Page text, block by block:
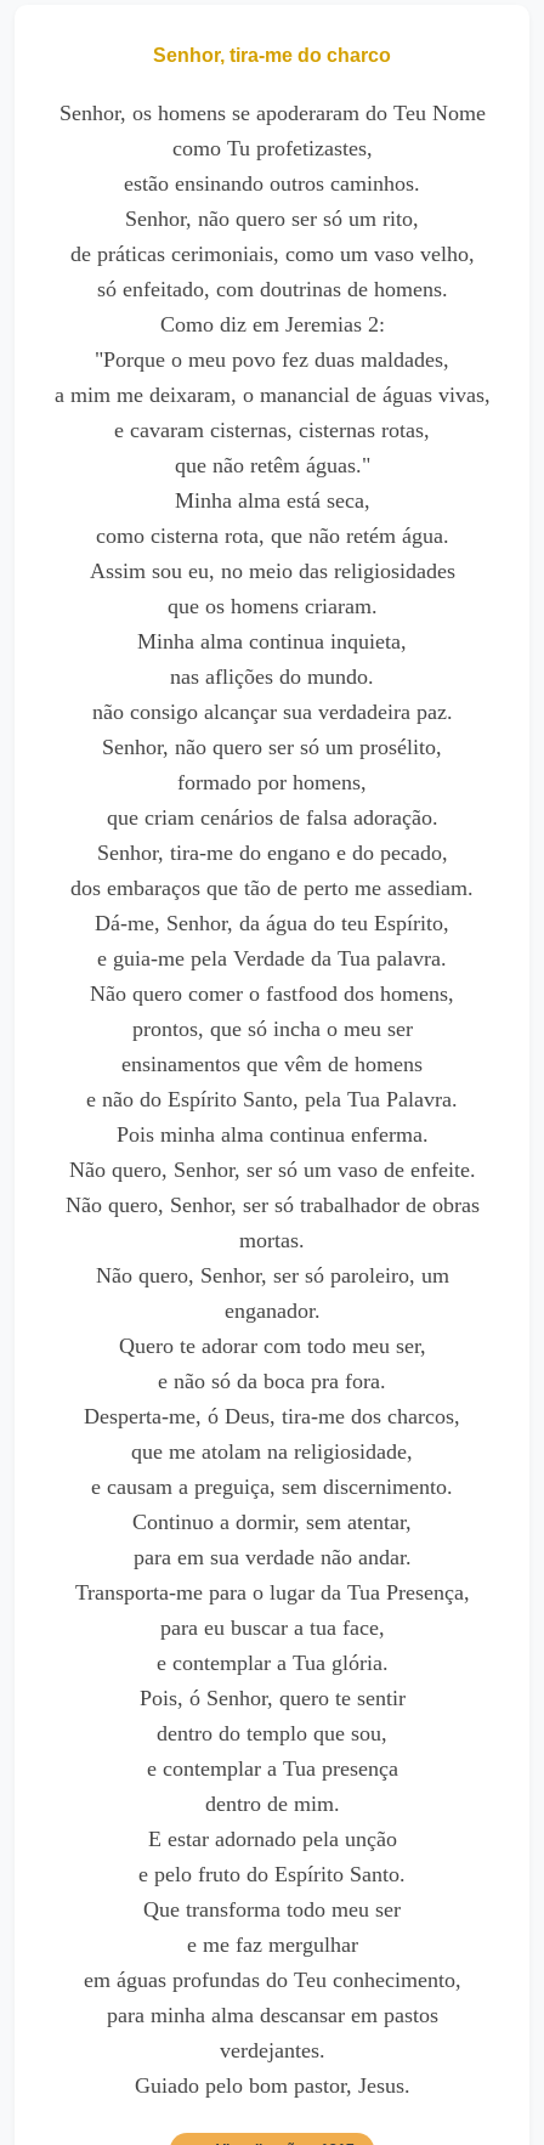
Senhor, tira-me do charco
Senhor, os homens se apoderaram do Teu Nome
como Tu profetizastes,
estão ensinando outros caminhos.
Senhor, não quero ser só um rito,
de práticas cerimoniais, como um vaso velho,
só enfeitado, com doutrinas de homens.
Como diz em Jeremias 2:
"Porque o meu povo fez duas maldades,
a mim me deixaram, o manancial de águas vivas,
e cavaram cisternas, cisternas rotas,
que não retêm águas."
Minha alma está seca,
como cisterna rota, que não retém água.
Assim sou eu, no meio das religiosidades
que os homens criaram.
Minha alma continua inquieta,
nas aflições do mundo.
não consigo alcançar sua verdadeira paz.
Senhor, não quero ser só um prosélito,
formado por homens,
que criam cenários de falsa adoração.
Senhor, tira-me do engano e do pecado,
dos embaraços que tão de perto me assediam.
Dá-me, Senhor, da água do teu Espírito,
e guia-me pela Verdade da Tua palavra.
Não quero comer o fastfood dos homens,
prontos, que só incha o meu ser
ensinamentos que vêm de homens
e não do Espírito Santo, pela Tua Palavra.
Pois minha alma continua enferma.
Não quero, Senhor, ser só um vaso de enfeite.
Não quero, Senhor, ser só trabalhador de obras
mortas.
Não quero, Senhor, ser só paroleiro, um
enganador.
Quero te adorar com todo meu ser,
e não só da boca pra fora.
Desperta-me, ó Deus, tira-me dos charcos,
que me atolam na religiosidade,
e causam a preguiça, sem discernimento.
Continuo a dormir, sem atentar,
para em sua verdade não andar.
Transporta-me para o lugar da Tua Presença,
para eu buscar a tua face,
e contemplar a Tua glória.
Pois, ó Senhor, quero te sentir
dentro do templo que sou,
e contemplar a Tua presença
dentro de mim.
E estar adornado pela unção
e pelo fruto do Espírito Santo.
Que transforma todo meu ser
e me faz mergulhar
em águas profundas do Teu conhecimento,
para minha alma descansar em pastos
verdejantes.
Guiado pelo bom pastor, Jesus.